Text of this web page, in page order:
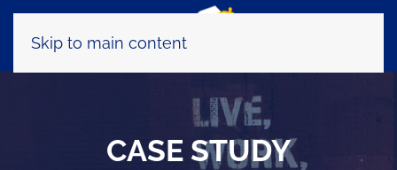
Skip to main content
CASE STUDY